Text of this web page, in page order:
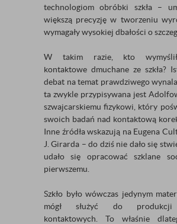
technologiom obróbki szkła –
większą precyzję w tworzeniu
wymagały wysokiej dbałości o
W takim razie, kto
kontaktowe dmuchane ze szkła?
debat na temat prawdziwego
ta zwykle przypisywana jest
szwajcarskiemu fizykowi, który
swoich badań nad kontaktową
Inne źródła wskazują na Eugena
J. Girarda – do dziś nie dało się
udało się opracować szklane
pierwszemu.
Szkło było wówczas jedynym
mógł służyć do produkcji
kontaktowych. To właśnie